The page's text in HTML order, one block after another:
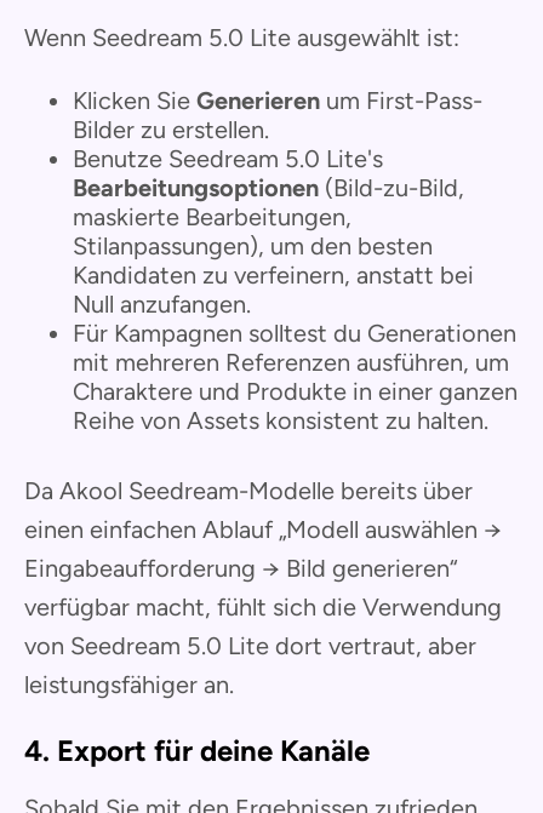
Wenn Seedream 5.0 Lite ausgewählt ist:
Klicken Sie Generieren um First-Pass-
Bilder zu erstellen.
Benutze Seedream 5.0 Lite's
Bearbeitungsoptionen (Bild-zu-Bild,
maskierte Bearbeitungen,
Stilanpassungen), um den besten
Kandidaten zu verfeinern, anstatt bei
Null anzufangen.
Für Kampagnen solltest du Generationen
mit mehreren Referenzen ausführen, um
Charaktere und Produkte in einer ganzen
Reihe von Assets konsistent zu halten.
Da Akool Seedream-Modelle bereits über
einen einfachen Ablauf „Modell auswählen →
Eingabeaufforderung → Bild generieren“
verfügbar macht, fühlt sich die Verwendung
von Seedream 5.0 Lite dort vertraut, aber
leistungsfähiger an.
4. Export für deine Kanäle